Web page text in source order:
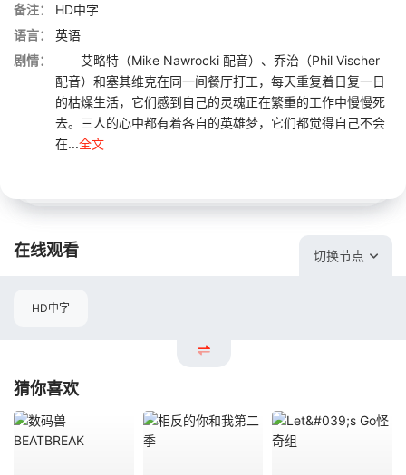
备注：
HD中字
语言：
英语
剧情：
艾略特（Mike Nawrocki 配音）、乔治（Phil Vischer
配音）和塞其维克在同一间餐厅打工，每天重复着日复一日
的枯燥生活，它们感到自己的灵魂正在繁重的工作中慢慢死
去。三人的心中都有着各自的英雄梦，它们都觉得自己不会
在...全文
在线观看 切换节点
HD中字
猜你喜欢